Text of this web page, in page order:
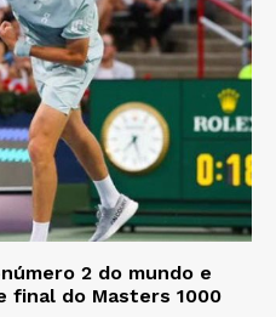
2 do mundo e
final do Masters 1000